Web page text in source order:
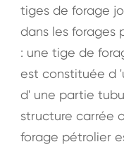
tiges de forage
dans les forages
: une tige de
est constituée d
d' une partie
structure carrée
forage pétrolier